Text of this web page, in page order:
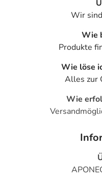
Wir
Wie
Produkte
Wie löse
Alles zur
Wie